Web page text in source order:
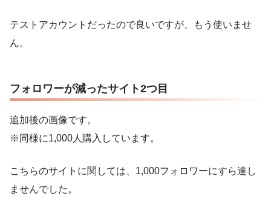
テストアカウントだったので良いですが、もう使いませ
ん。
フォロワーが減ったサイト2つ目
追加後の画像です。
※同様に1,000人購入しています。
こちらのサイトに関しては、1,000フォロワーにすら達し
ませんでした。